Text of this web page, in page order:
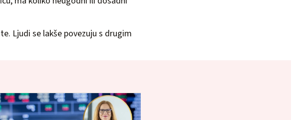
Ljudi se lakše povezuju s drugim